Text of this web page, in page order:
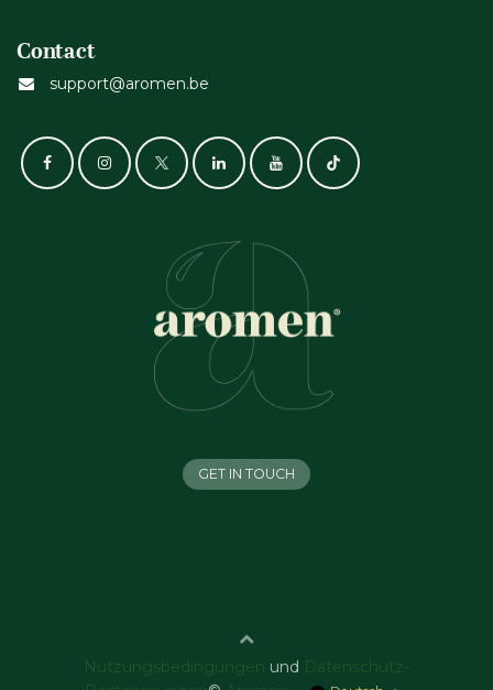
Contact
support@aromen.be
GET IN TOUCH
Nutzungsbedingungen und
Datenschutz-